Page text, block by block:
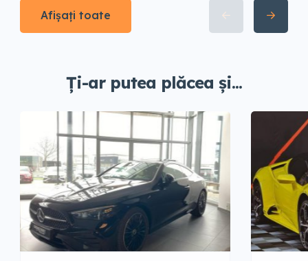
Afișați toate
Ți-ar putea plăcea și...